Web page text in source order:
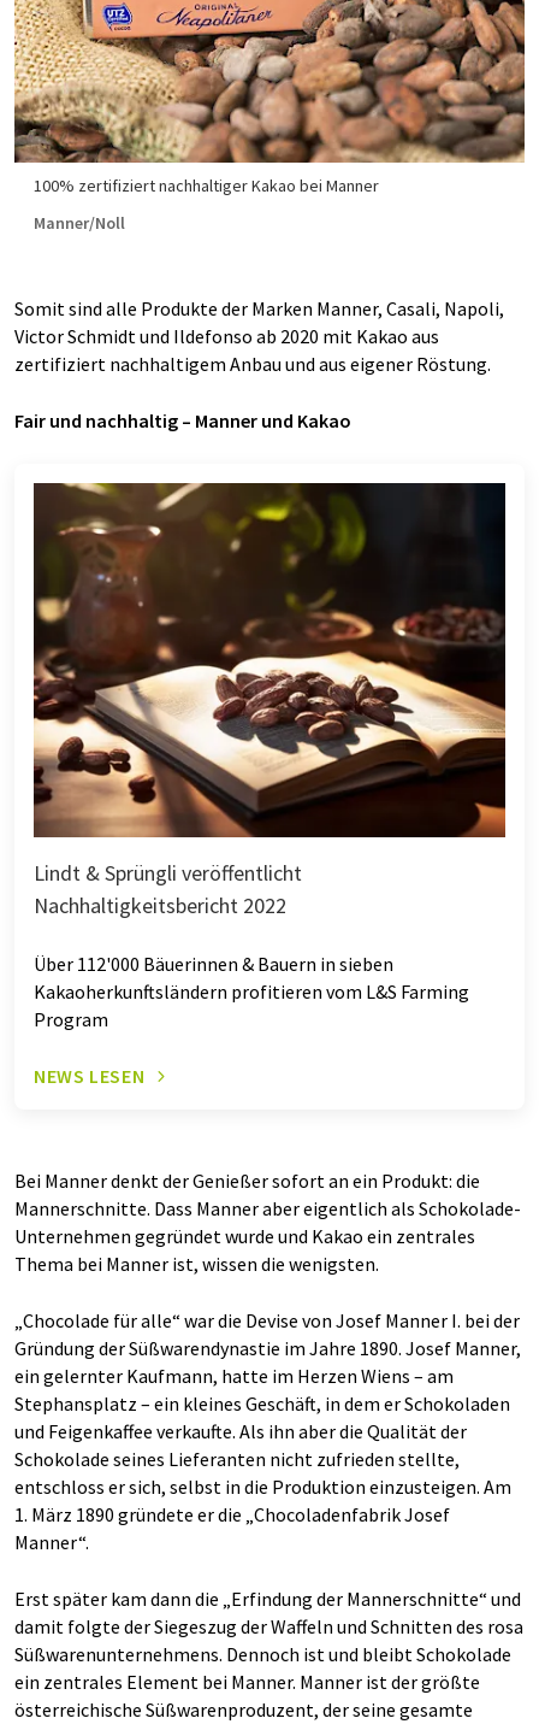
100% zertifiziert nachhaltiger Kakao bei Manner
Manner/Noll
Somit sind alle Produkte der Marken Manner, Casali, Napoli,
Victor Schmidt und Ildefonso ab 2020 mit Kakao aus
zertifiziert nachhaltigem Anbau und aus eigener Röstung.
Fair und nachhaltig – Manner und Kakao
Lindt & Sprüngli veröffentlicht
Nachhaltigkeitsbericht 2022
Über 112'000 Bäuerinnen & Bauern in sieben
Kakaoherkunftsländern profitieren vom L&S Farming
Program
NEWS LESEN
Bei Manner denkt der Genießer sofort an ein Produkt: die
Mannerschnitte. Dass Manner aber eigentlich als Schokolade-
Unternehmen gegründet wurde und Kakao ein zentrales
Thema bei Manner ist, wissen die wenigsten.
„Chocolade für alle“ war die Devise von Josef Manner I. bei der
Gründung der Süßwarendynastie im Jahre 1890. Josef Manner,
ein gelernter Kaufmann, hatte im Herzen Wiens – am
Stephansplatz – ein kleines Geschäft, in dem er Schokoladen
und Feigenkaffee verkaufte. Als ihn aber die Qualität der
Schokolade seines Lieferanten nicht zufrieden stellte,
entschloss er sich, selbst in die Produktion einzusteigen. Am
1. März 1890 gründete er die „Chocoladenfabrik Josef
Manner“.
Erst später kam dann die „Erfindung der Mannerschnitte“ und
damit folgte der Siegeszug der Waffeln und Schnitten des rosa
Süßwarenunternehmens. Dennoch ist und bleibt Schokolade
ein zentrales Element bei Manner. Manner ist der größte
österreichische Süßwarenproduzent, der seine gesamte